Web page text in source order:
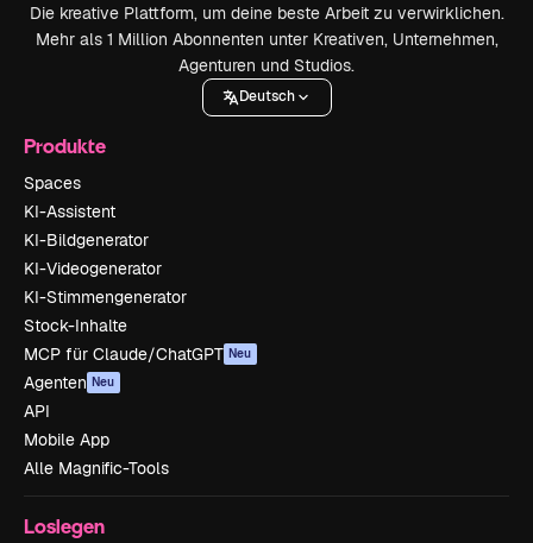
Die kreative Plattform, um deine beste Arbeit zu verwirklichen.
Mehr als 1 Million Abonnenten unter Kreativen, Unternehmen,
Agenturen und Studios.
Deutsch
Produkte
Spaces
KI-Assistent
KI-Bildgenerator
KI-Videogenerator
KI-Stimmengenerator
Stock-Inhalte
MCP für Claude/ChatGPT Neu
Agenten Neu
API
Mobile App
Alle Magnific-Tools
Loslegen